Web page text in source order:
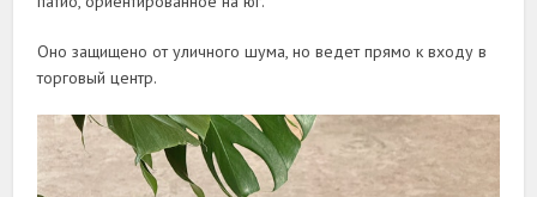
Оно защищено от уличного шума, но ведет прямо к входу в
торговый центр.